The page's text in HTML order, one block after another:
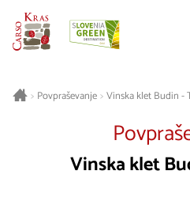
> Povpraševanje> Vinska klet Budin -
Vinska klet